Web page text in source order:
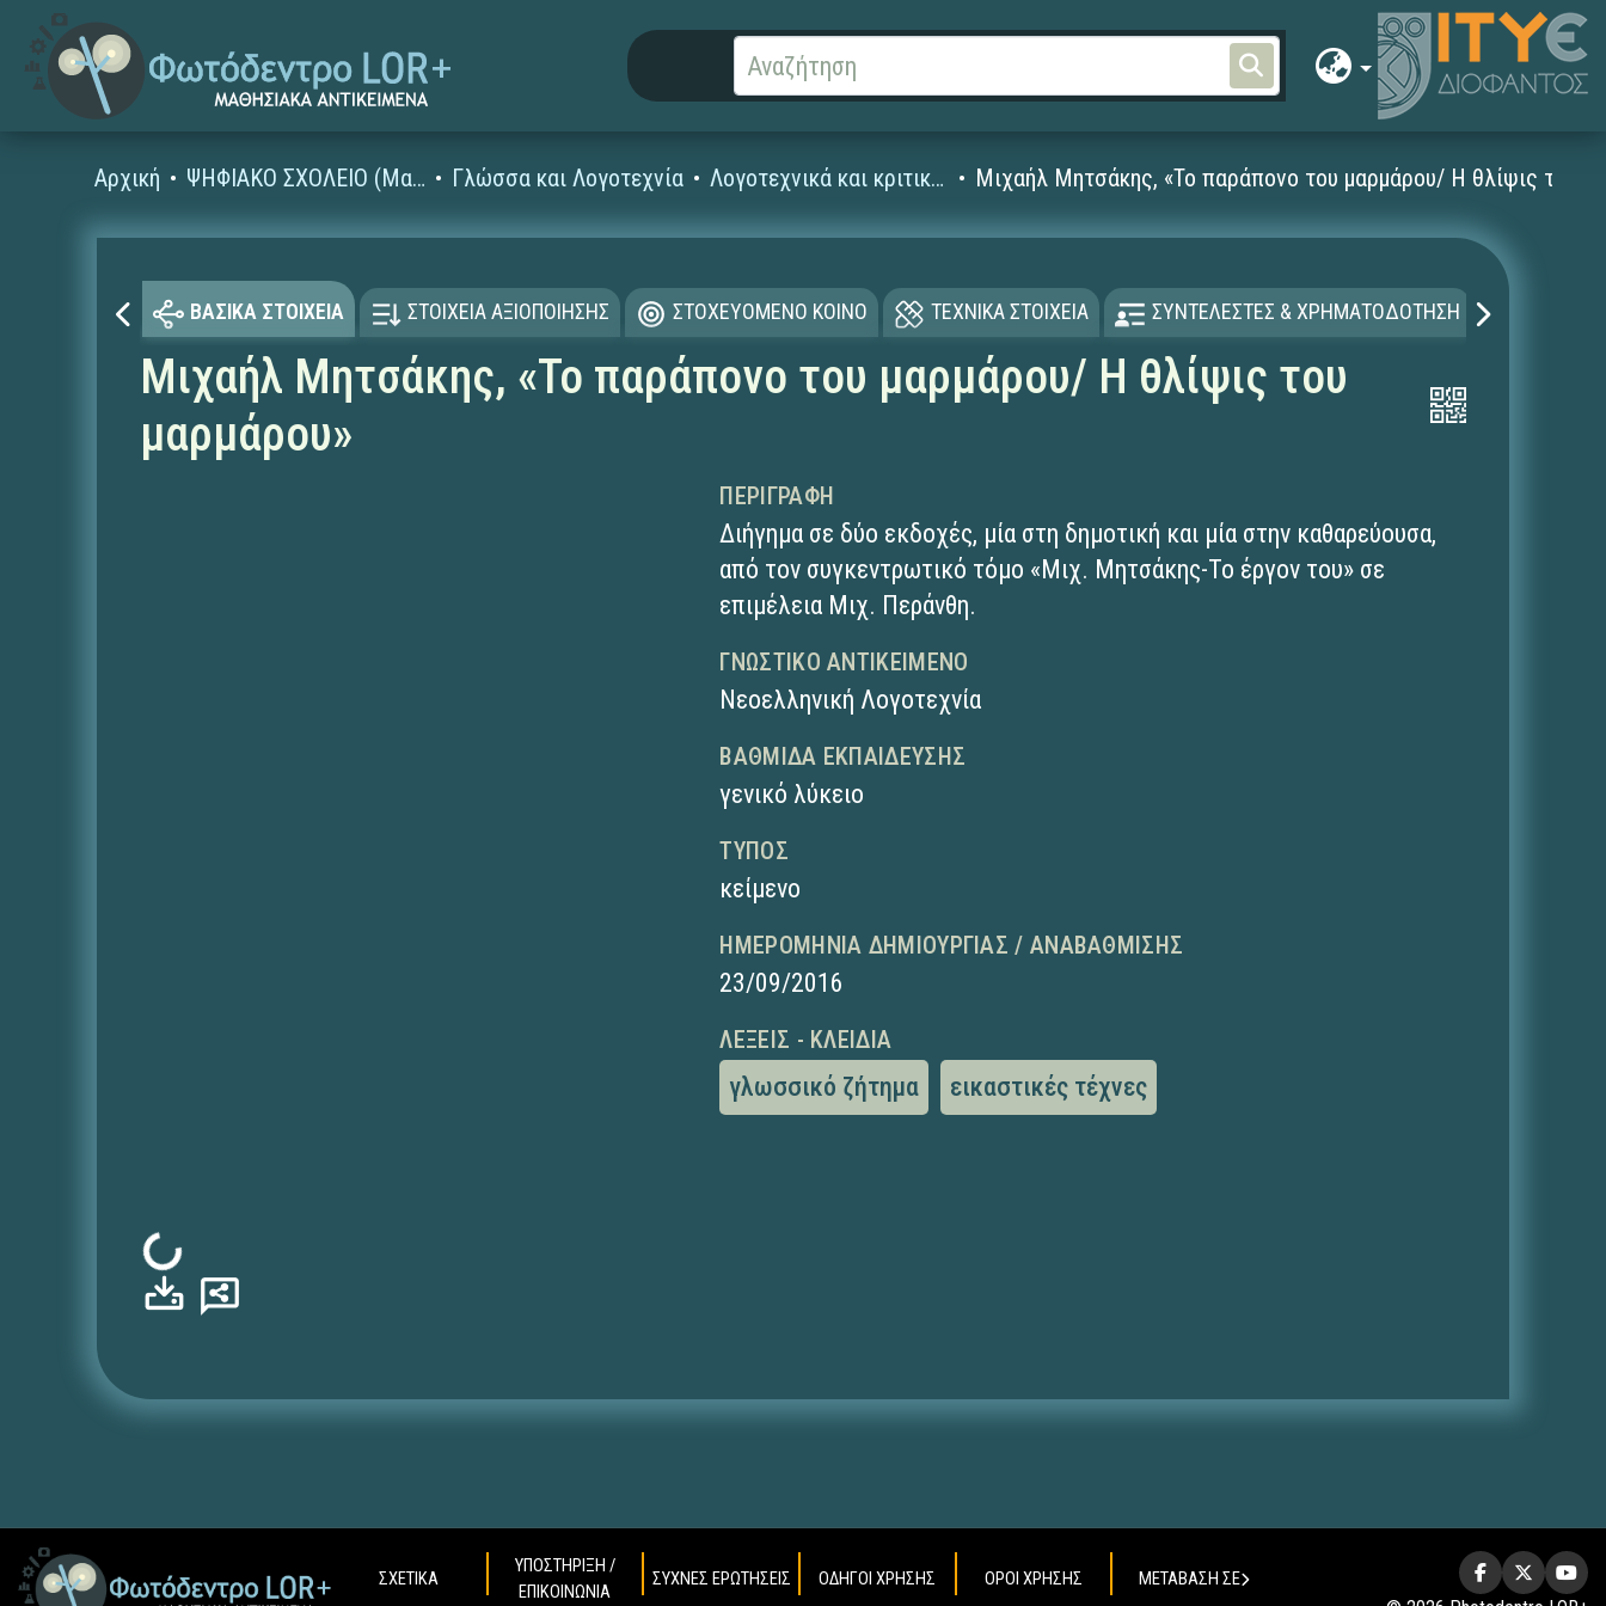
Αρχική ΨΗΦΙΑΚΟ ΣΧΟΛΕΙΟ (Μαθησιακά Αντικείμενα) Γλώσσα και Λογοτεχνία Λογοτεχνικά και κριτικά κείμενα Μιχαήλ Μητσάκης, «Το παράπονο του μαρμάρου/ Η θλίψις του
ΒΑΣΙΚΑ ΣΤΟΙΧΕΙΑ ΣΤΟΙΧΕΙΑ ΑΞΙΟΠΟΙΗΣΗΣ ΣΤΟΧΕΥΟΜΕΝΟ ΚΟΙΝΟ ΤΕΧΝΙΚΑ ΣΤΟΙΧΕΙΑ ΣΥΝΤΕΛΕΣΤΕΣ & ΧΡΗΜΑΤΟΔΟΤΗΣΗ
Μιχαήλ Μητσάκης, «Το παράπονο του μαρμάρου/ Η θλίψις του
μαρμάρου»
Φόρτωση...
ΠΕΡΙΓΡΑΦΉ
Διήγημα σε δύο εκδοχές, μία στη δημοτική και μία στην καθαρεύουσα,
από τον συγκεντρωτικό τόμο «Μιχ. Μητσάκης-Το έργον του» σε
επιμέλεια Μιχ. Περάνθη.
ΓΝΩΣΤΙΚΌ ΑΝΤΙΚΕΊΜΕΝΟ
Νεοελληνική Λογοτεχνία
ΒΑΘΜΊΔΑ ΕΚΠΑΊΔΕΥΣΗΣ
γενικό λύκειο
ΤΎΠΟΣ
κείμενο
ΗΜΕΡΟΜΗΝΊΑ ΔΗΜΙΟΥΡΓΊΑΣ / ΑΝΑΒΆΘΜΙΣΗΣ
23/09/2016
ΛΈΞΕΙΣ - ΚΛΕΙΔΙΆ
γλωσσικό ζήτημα εικαστικές τέχνες
ΣΧΕΤΙΚΑ
ΥΠΟΣΤΗΡΙΞΗ /
ΕΠΙΚΟΙΝΩΝΙΑ
ΣΥΧΝΕΣ ΕΡΩΤΗΣΕΙΣ ΟΔΗΓΟΙ ΧΡΗΣΗΣ ΟΡΟΙ ΧΡΗΣΗΣ ΜΕΤΑΒΑΣΗ ΣΕ